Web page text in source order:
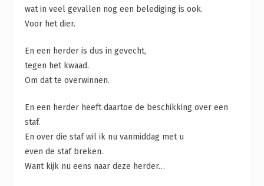
wat in veel gevallen nog een belediging is ook.
Voor het dier.
En een herder is dus in gevecht,
tegen het kwaad.
Om dat te overwinnen.
En een herder heeft daartoe de beschikking over een
staf.
En over die staf wil ik nu vanmiddag met u
even de staf breken.
Want kijk nu eens naar deze herder…